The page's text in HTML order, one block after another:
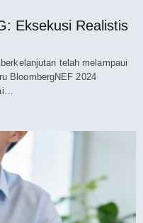
Eksekusi Realistis
telah melampaui
BloombergNEF 2024